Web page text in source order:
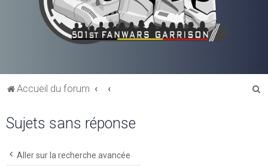
Accueil du forum
Sujets sans réponse
Aller sur la recherche avancée